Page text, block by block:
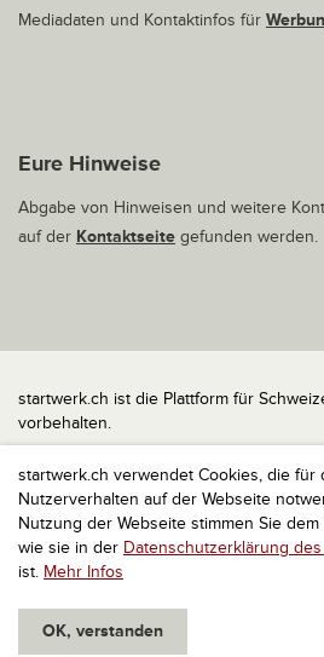
startwerk.ch verwendet Cookies, die für
Nutzerverhalten auf der Webseite
Nutzung der Webseite stimmen Sie
wie sie in der Datenschutzerklärung des
ist. Mehr Infos
OK, verstanden
Mediadaten und Kontaktinfos für
Eure Hinweise
Abgabe von Hinweisen und weitere
auf der Kontaktseite gefunden werden.
startwerk.ch ist die Plattform für
vorbehalten.
Impressum
Kontakt
nach oben